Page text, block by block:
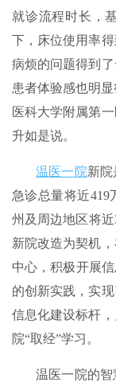
就诊流程时长，
下，床位使用率
病烦的问题得到
患者体验感也明
医科大学附属第
升如是说。
温医一院新院
急诊总量将近419
州及周边地区将
新院改造为契机
中心，积极开展
的创新实践，实现
信息化建设标杆
院“取经”学习。
温医一院的